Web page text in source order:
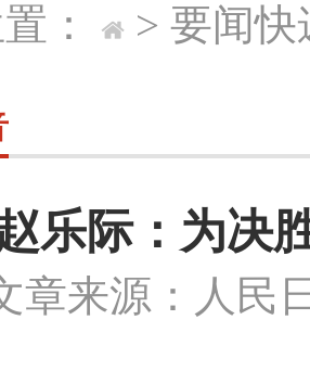
： > 要闻快
乐际：为决
章来源：人